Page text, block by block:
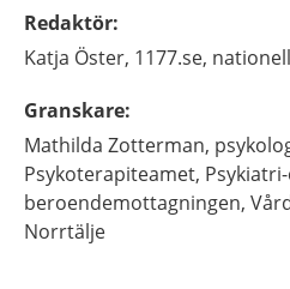
Redaktör:
Katja Öster, 1177.se,
Granskare:
Mathilda Zotterman,
Psykoterapiteamet,
beroendemottagningen,
Norrtälje